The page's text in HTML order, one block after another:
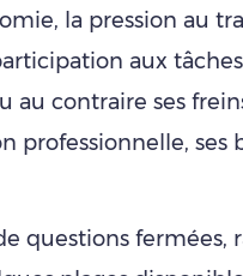
la pression au
aux
au contraire ses
professionnelle, ses
questions fermées,